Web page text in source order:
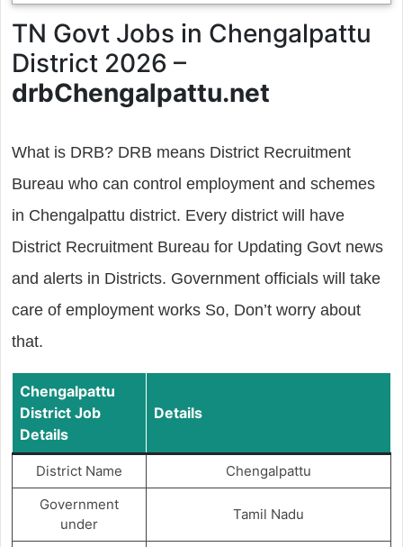
TN Govt Jobs in Chengalpattu
District 2026 –
drbChengalpattu.net
What is DRB? DRB means District Recruitment
Bureau who can control employment and schemes
in Chengalpattu district. Every district will have
District Recruitment Bureau for Updating Govt news
and alerts in Districts. Government officials will take
care of employment works So, Don’t worry about
that.
Chengalpattu
District Job
Details
Details
District Name
Chengalpattu
Government
under
Tamil Nadu